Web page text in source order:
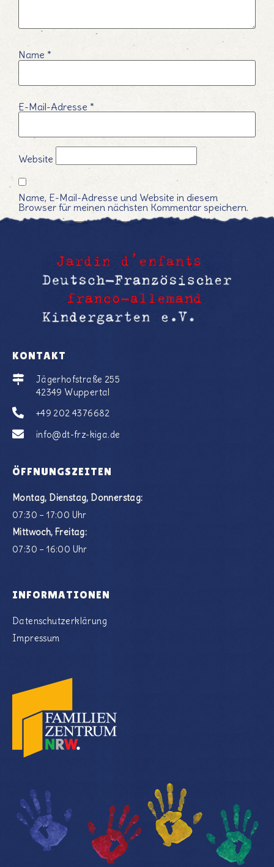
Name *
E-Mail-Adresse *
Website
Name, E-Mail-Adresse und Website in diesem
Browser für meinen nächsten Kommentar speichern.
KONTAKT
Jägerhofstraße 255
42349 Wuppertal
+49 202 4376682
info@dt-frz-kiga.de
ÖFFNUNGSZEITEN
Montag, Dienstag, Donnerstag:
07:30 – 17:00 Uhr
Mittwoch, Freitag:
07:30 – 16:00 Uhr
INFORMATIONEN
Datenschutzerklärung
Impressum